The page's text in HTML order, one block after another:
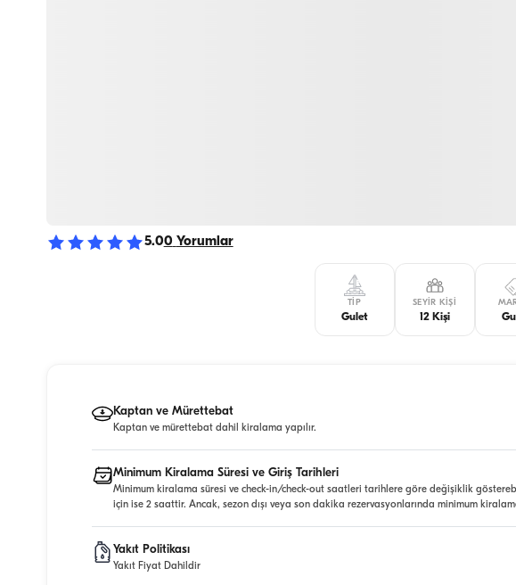
5.00 Yorumlar
TIP
Gulet
SEYIR KIŞI
12 Kişi
Kaptan ve Mürettebat
Kaptan ve mürettebat dahil kiralama yapılır.
Minimum Kiralama Süresi ve Giriş Tarihleri
Minimum kiralama süresi ve check-in/check-out saatleri tarihlere göre değişiklik
için ise 2 saattir. Ancak, sezon dışı veya son dakika rezervasyonlarında minimum
Yakıt Politikası
Yakıt Fiyat Dahildir